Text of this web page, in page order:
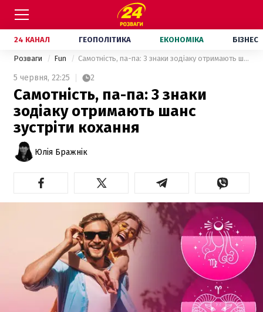
24 КАНАЛ ГЕОПОЛІТИКА ЕКОНОМІКА БІЗНЕС
Розваги Fun Самотність, па-па: 3 знаки зодіаку отримають шанс зустріти кохання
5 червня, 22:25 2
Самотність, па-па: 3 знаки
зодіаку отримають шанс
зустріти кохання
Юлія Бражнік